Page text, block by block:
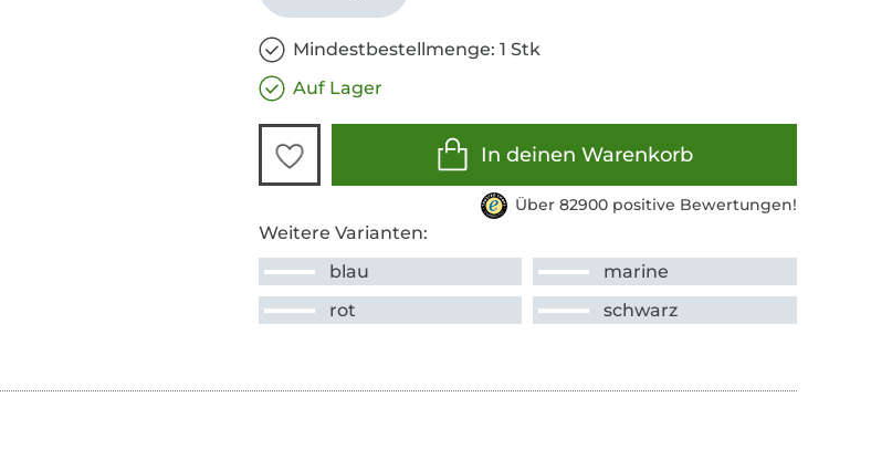
Mindestbestellmenge: 1 Stk
Auf Lager
In deinen Warenkorb
Über 82900 positive Bewertungen!
Weitere Varianten:
blau
marine
rot
schwarz